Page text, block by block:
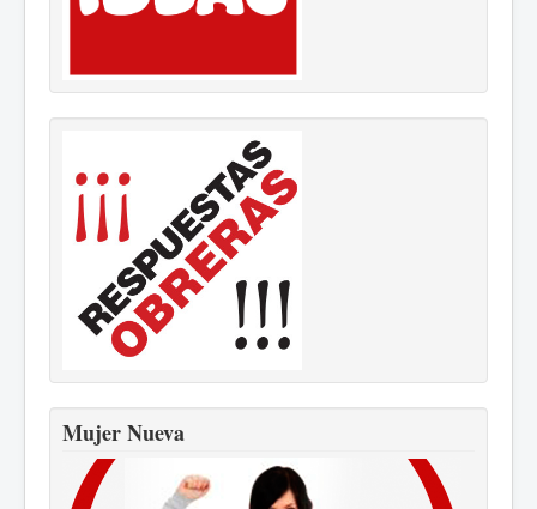
Mujer Nueva